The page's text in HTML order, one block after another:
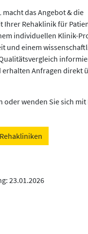
macht das Angebot & die
Ihrer Rehaklinik für
individuellen Klinik-
und einem
Anfragen direkt
oder wenden Sie sich
23.01.2026